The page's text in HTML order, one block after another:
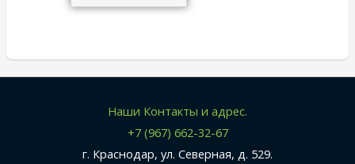
Наши Контакты и адрес.
+7 (967) 662-32-67
г. Краснодар, ул. Северная, д. 529.